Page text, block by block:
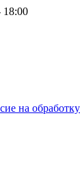
18:00
на